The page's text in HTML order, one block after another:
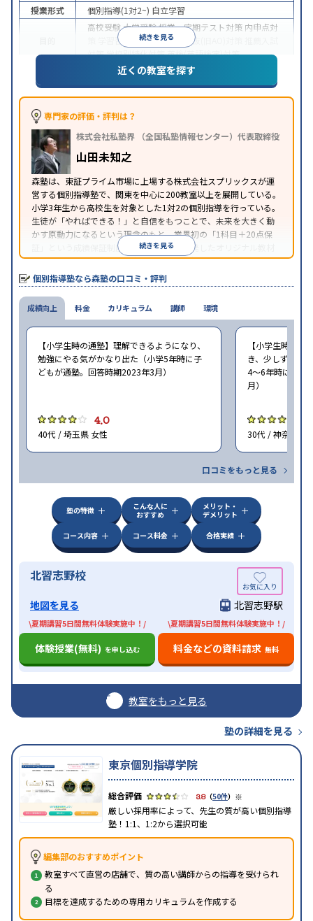
続きを見る
授業形式
個別指導(1対2~) 自立学習
高校受験大学受験授業・定期テスト対策 内申点対
学習習慣の定着総合型選抜(旧AO)対策
対策学校別特化対策英検(英語検定)対策
成績保証制度あり1科目から受講可能
自習室あり
※2023年3月調査。小学校高学年の個別指導塾アンケート調査方法を参
近くの教室を探す
専門家の評価・評判は？
株式会社私塾界 （全国私塾情報センター）代表取締役
山田未知之
森塾は、東証プライム市場に上場する株式会社スプリックスが運
営する個別指導塾で、関東を中心に200教室以上を展開している。
小学3年生から高校生を対象とした1対2の個別指導を行っている。
生徒が「やればできる！」と自信をもつことで、未来を大きく動
かす原動力になるという理念のもと、業界初の「1科目＋20点保
証」という成績保証制度を採用。同社が開発したオリジナル教材
「フォレスタシリーズ」は全国各地の学習塾でも採用されてい
る。
続きを見る
個別指導塾なら森塾の口コミ・評判
成績向上
【小学生時の通塾】理解できるようになり、
勉強にやる気がかなり出た（小学5年時に子
どもが通塾。回答時期2023年3月）
4.0
40代 / 埼玉県 女性
【小学生時の通
き、少しずつ成
4〜6年時に子ど
月）
30代 / 神奈川県
口コミをもっと見る
料金 カリキュラム 講師 環境
塾の特徴
こんな人に
おすすめ
メリット・
デメリット
コース内容
コース料金 合格実績
北習志野校
地図を見る 北習志野駅
\夏期講習5日間無料体験実施中！/
体験授業(無料) を申し込む
\夏期講習5日間無料体験実施中！/
料金などの資料請求 無料
教室をもっと見る
塾の詳細を見る
東京個別指導学院
3.8（50件） ※
厳しい採用率によって、先生の質が高い個別指導
塾！1:1、1:2から選択可能
編集部のおすすめポイント
教室すべて直営の店舗で、質の高い講師からの指導を受けられ
る
目標を達成するための専用カリキュラムを作成する